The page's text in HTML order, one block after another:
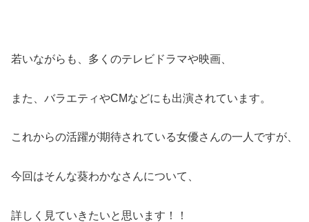
若いながらも、多くのテレビドラマや映画、
また、バラエティやCMなどにも出演されています。
これからの活躍が期待されている女優さんの一人ですが、
今回はそんな葵わかなさんについて、
詳しく見ていきたいと思います！！